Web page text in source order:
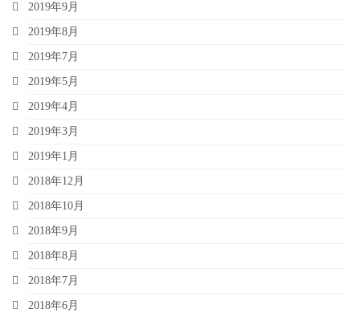
2019年9月
2019年8月
2019年7月
2019年5月
2019年4月
2019年3月
2019年1月
2018年12月
2018年10月
2018年9月
2018年8月
2018年7月
2018年6月